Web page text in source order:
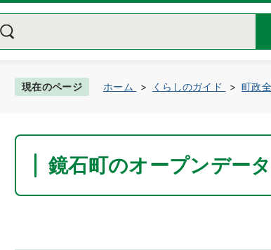
現在のページ ホーム くらしのガイド 町政
鏡石町のオープンデー